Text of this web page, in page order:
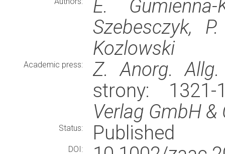
E.
Szebesczyk,
Kozlowski
Academic press:
Z. Anorg.
strony:
Verlag GmbH &
Status: Published
DOI: